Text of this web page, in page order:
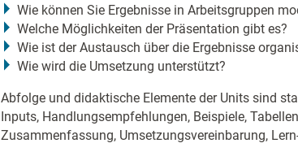
Wie können Sie Ergebnisse in Arbeitsgruppen
Welche Möglichkeiten der Präsentation gibt es?
Wie ist der Austausch über die Ergebnisse
Wie wird die Umsetzung unterstützt?
Abfolge und didaktische Elemente der Units sind
Inputs, Handlungsempfehlungen, Beispiele,
Zusammenfassung, Umsetzungsvereinbarung,